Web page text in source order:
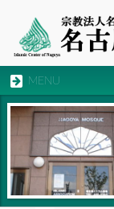
MENU